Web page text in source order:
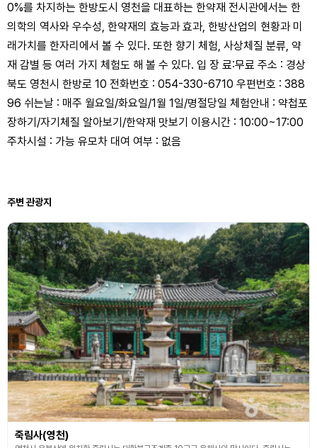
0%를 차지하는 한방도시 영천을 대표하는 한약재 전시관에서는 한
의학의 역사와 우수성, 한약재의 효능과 효과, 한방산업의 현황과 미
래가치를 한자리에서 볼 수 있다. 또한 향기 체험, 사상체질 분류, 약
재 감별 등 여러 가지 체험도 해 볼 수 있다. 입 장 료:무료 주소 : 경상
북도 영천시 한방로 10 전화번호 : 054-330-6710 우편번호 : 388
96 쉬는날 : 매주 월요일/화요일/1월 1일/명절당일 체험안내 : 약첩포
장하기/자기체질 알아보기/한약재 맛보기 이용시간 : 10:00~17:00
주차시설 : 가능 유모차 대여 여부 : 없음
주변 관광지
죽림사(영천)